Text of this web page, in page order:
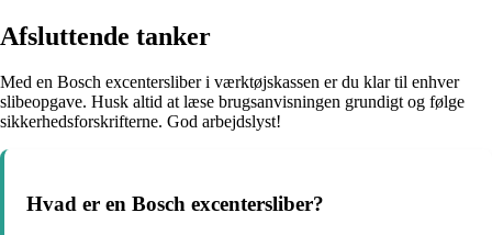
Afsluttende tanker
Med en Bosch excentersliber i værktøjskassen er du klar til enhver
slibeopgave. Husk altid at læse brugsanvisningen grundigt og følge
sikkerhedsforskrifterne. God arbejdslyst!
Hvad er en Bosch excentersliber?